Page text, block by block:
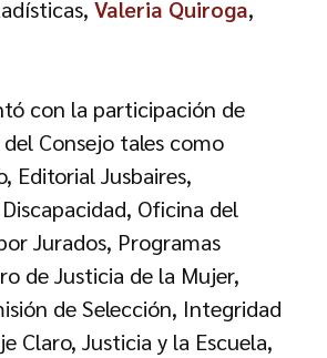
Valeria Quiroga,
con la participación de
Consejo tales como
Editorial Jusbaires,
Oficina del
Jurados, Programas
de Justicia de la Mujer,
de Selección, Integridad
Claro, Justicia y la Escuela,